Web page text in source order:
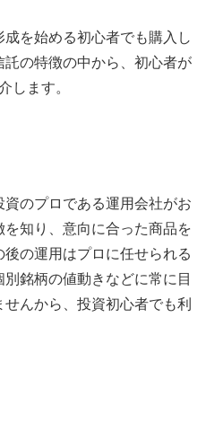
を始める初心者でも購入し
の特徴の中から、初心者が
します。
のプロである運用会社がお
知り、意向に合った商品を
の運用はプロに任せられる
銘柄の値動きなどに常に目
んから、投資初心者でも利